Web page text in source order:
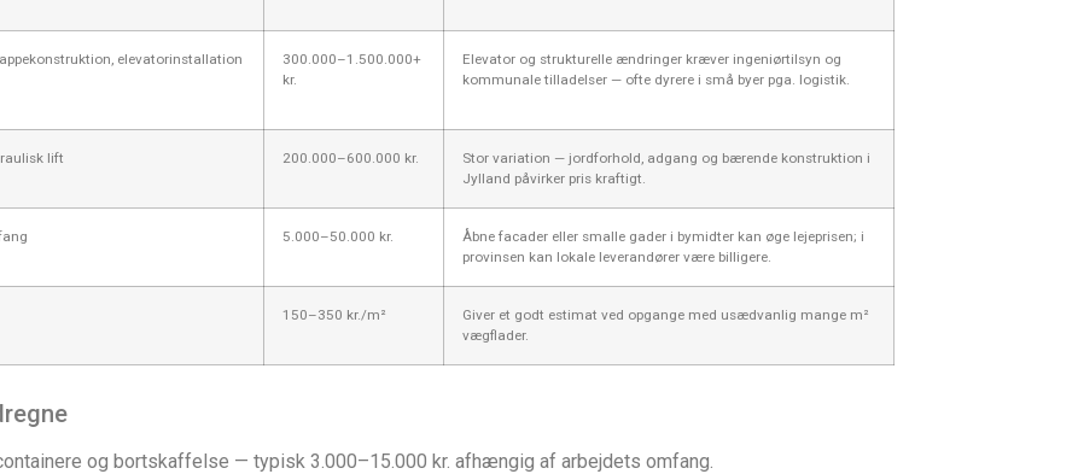
elevatorinstallation
300.000–1.500.000+
kr.
Elevator og strukturelle ændringer kræver ingeniørtilsyn og
kommunale tilladelser — ofte dyrere i små byer pga. logistik.
lift 200.000–600.000 kr.
Stor variation — jordforhold, adgang og bærende konstruktion i
Jylland påvirker pris kraftigt.
5.000–50.000 kr.
Åbne facader eller smalle gader i bymidter kan øge lejeprisen; i
provinsen kan lokale leverandører være billigere.
150–350 kr./m²
Giver et godt estimat ved opgange med usædvanlig mange m²
vægflader.
og bortskaffelse — typisk 3.000–15.000 kr. afhængig af arbejdets omfang.